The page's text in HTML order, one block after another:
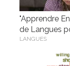
"Apprendre
de Langues
LANGUES